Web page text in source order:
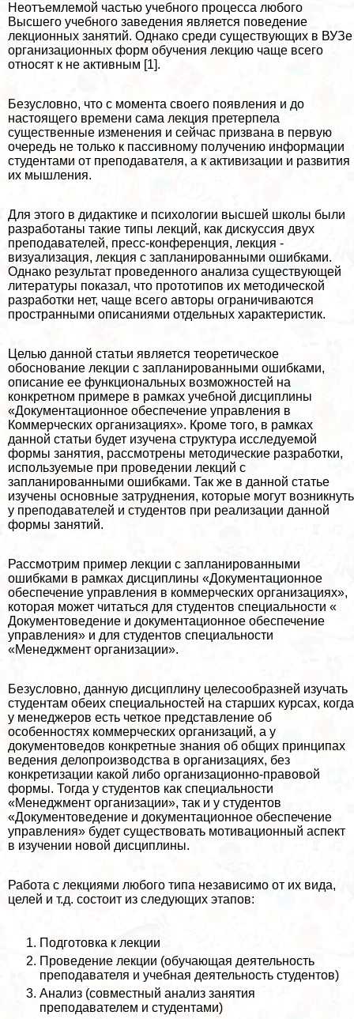
Неотъемлемой частью учебного процесса любого
Высшего учебного заведения является поведение
лекционных занятий. Однако среди существующих в ВУЗе
организационных форм обучения лекцию чаще всего
относят к не активным [1].
Безусловно, что с момента своего появления и до
настоящего времени сама лекция претерпела
существенные изменения и сейчас призвана в первую
очередь не только к пассивному получению информации
студентами от преподавателя, а к активизации и развития
их мышления.
Для этого в дидактике и психологии высшей школы были
разработаны такие типы лекций, как дискуссия двух
преподавателей, пресс-конференция, лекция -
визуализация, лекция с запланированными ошибками.
Однако результат проведенного анализа существующей
литературы показал, что прототипов их методической
разработки нет, чаще всего авторы ограничиваются
пространными описаниями отдельных хаpaктеристик.
Целью данной статьи является теоретическое
обоснование лекции с запланированными ошибками,
описание ее функциональных возможностей на
конкретном примере в рамках учебной дисциплины
«Документационное обеспечение управления в
Коммерческих организациях». Кроме того, в рамках
данной статьи будет изучена структура исследуемой
формы занятия, рассмотрены методические разработки,
используемые при проведении лекций с
запланированными ошибками. Так же в данной статье
изучены основные затруднения, которые могут возникнуть
у преподавателей и студентов при реализации данной
формы занятий.
Рассмотрим пример лекции с запланированными
ошибками в рамках дисциплины «Документационное
обеспечение управления в коммерческих организациях»,
которая может читаться для студентов специальности «
Документоведение и документационное обеспечение
управления» и для студентов специальности
«Менеджмент организации».
Безусловно, данную дисциплину целесообразней изучать
студентам обеих специальностей на старших курсах, когда
у менеджеров есть четкое представление об
особенностях коммерческих организаций, а у
документоведов конкретные знания об общих принципах
ведения делопроизводства в организациях, без
конкретизации какой либо организационно-правовой
формы. Тогда у студентов как специальности
«Менеджмент организации», так и у студентов
«Документоведение и документационное обеспечение
управления» будет существовать мотивационный аспект
в изучении новой дисциплины.
Работа с лекциями любого типа независимо от их вида,
целей и т.д. состоит из следующих этапов:
Подготовка к лекции
Проведение лекции (обучающая деятельность
преподавателя и учебная деятельность студентов)
Анализ (совместный анализ занятия
преподавателем и студентами)